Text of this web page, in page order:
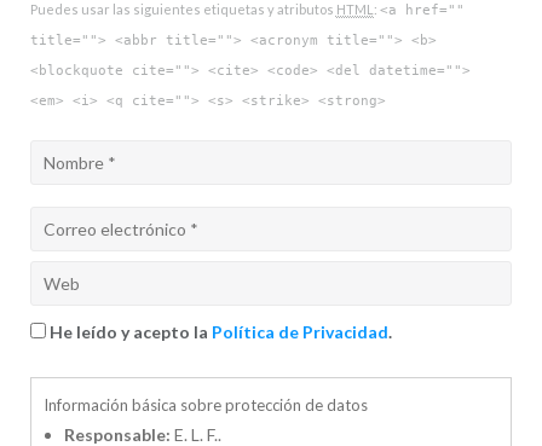
Puedes usar las siguientes etiquetas y atributos HTML : <a href=""
title=""> <abbr title=""> <acronym title=""> <b>
<blockquote cite=""> <cite> <code> <del datetime="">
<em> <i> <q cite=""> <s> <strike> <strong>
He leído y acepto la Política de Privacidad.
Información básica sobre protección de datos
Responsable: E. L. F..